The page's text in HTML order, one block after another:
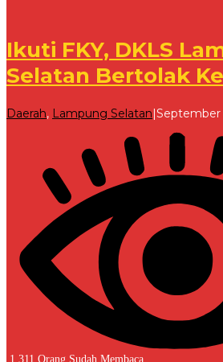
Ikuti FKY, DKLS
Selatan Bertolak
Daerah, Lampung Selatan|September
1,311 Orang Sudah Membaca